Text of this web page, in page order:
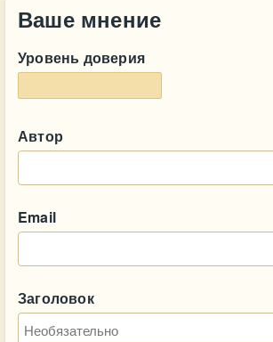
Ваше мнение
Уровень доверия
Автор
Email
Заголовок